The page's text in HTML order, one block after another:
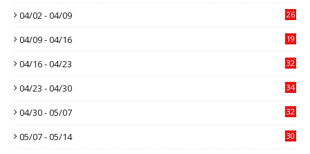
04/02 - 04/09 26
04/09 - 04/16 19
04/16 - 04/23 32
04/23 - 04/30 34
04/30 - 05/07 32
05/07 - 05/14 30